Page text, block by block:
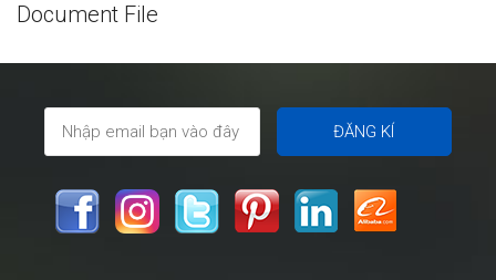
Document File